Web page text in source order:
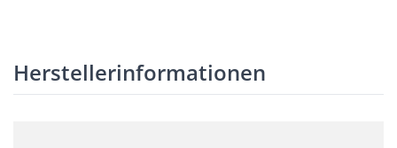
Herstellerinformationen